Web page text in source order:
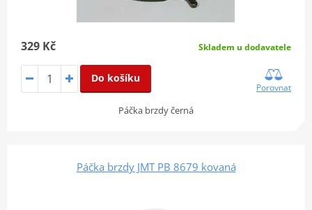
329 Kč Skladem u dodavatele
Do košíku
Porovnat
Páčka brzdy černá
Páčka brzdy JMT PB 8679 kovaná